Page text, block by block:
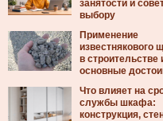
занятости и
выбору
Применение
известнякового
в строительстве
основные
Что влияет на
службы шкафа:
конструкция,